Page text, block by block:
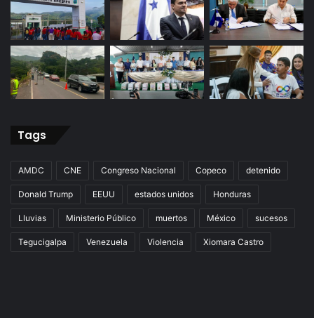
Tags
AMDC CNE Congreso Nacional Copeco detenido
Donald Trump EEUU estados unidos Honduras
Lluvias Ministerio Público muertos México sucesos
Tegucigalpa Venezuela Violencia Xiomara Castro